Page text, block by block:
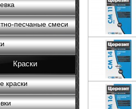
песчаные смеси
Краски
краски